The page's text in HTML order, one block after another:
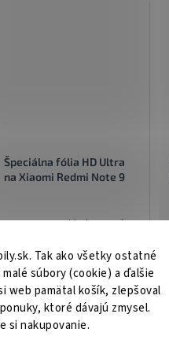
Tak ako všetky ostatné
súbory (cookie) a ďalšie
web pamätal košík, zlepšoval
ktoré dávajú zmysel.
si nakupovanie.
Špeciálna fólia HD Ultra
na Xiaomi Redmi Note 9
Skladom u nás
€12,20
Pridať do košíka
Ochranná fólia HD Ultra